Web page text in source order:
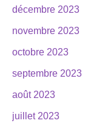
décembre 2023
novembre 2023
octobre 2023
septembre 2023
août 2023
juillet 2023